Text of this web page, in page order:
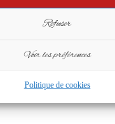
Refuser
Voir les préférences
Politique de cookies